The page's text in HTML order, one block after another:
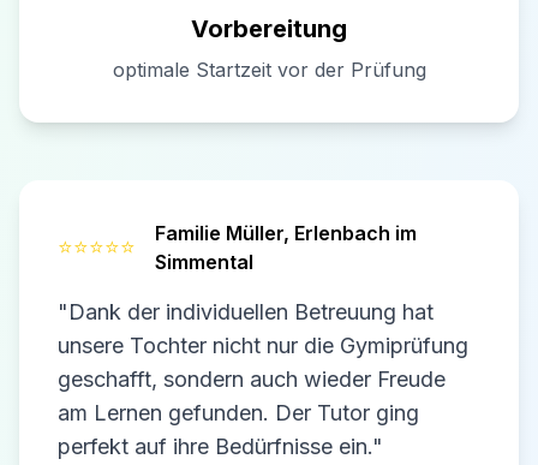
Vorbereitung
optimale Startzeit vor der Prüfung
⭐⭐⭐⭐⭐
Familie Müller, Erlenbach im
Simmental
"Dank der individuellen Betreuung hat
unsere Tochter nicht nur die Gymiprüfung
geschafft, sondern auch wieder Freude
am Lernen gefunden. Der Tutor ging
perfekt auf ihre Bedürfnisse ein."